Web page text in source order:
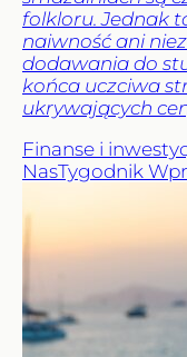
folkloru. Jednak
naiwność ani
dodawania do
końca uczciwa
ukrywających
Finanse i
NasTygodnik